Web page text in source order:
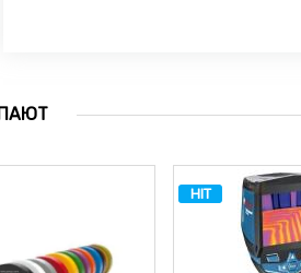
HIT